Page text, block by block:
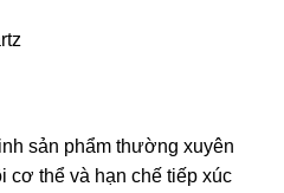
sản phẩm thường xuyên
cơ thể và hạn chế tiếp xúc